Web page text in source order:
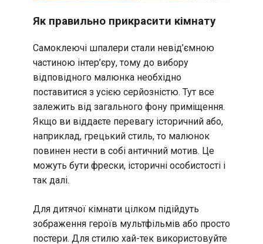
Як правильно прикрасити кімнату
Самоклеючі шпалери стали невід’ємною
частиною інтер’єру, тому до вибору
відповідного малюнка необхідно
поставитися з усією серйозністю. Тут все
залежить від загального фону приміщення.
Якщо ви віддаєте перевагу історичний або,
наприклад, грецький стиль, то малюнок
повинен нести в собі античний мотив. Це
можуть бути фрески, історичні особистості і
так далі.
Для дитячої кімнати цілком підійдуть
зображення героїв мультфільмів або просто
постери. Для стилю хай-тек використовуйте